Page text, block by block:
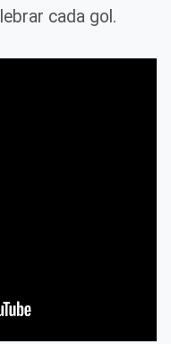
cada gol.